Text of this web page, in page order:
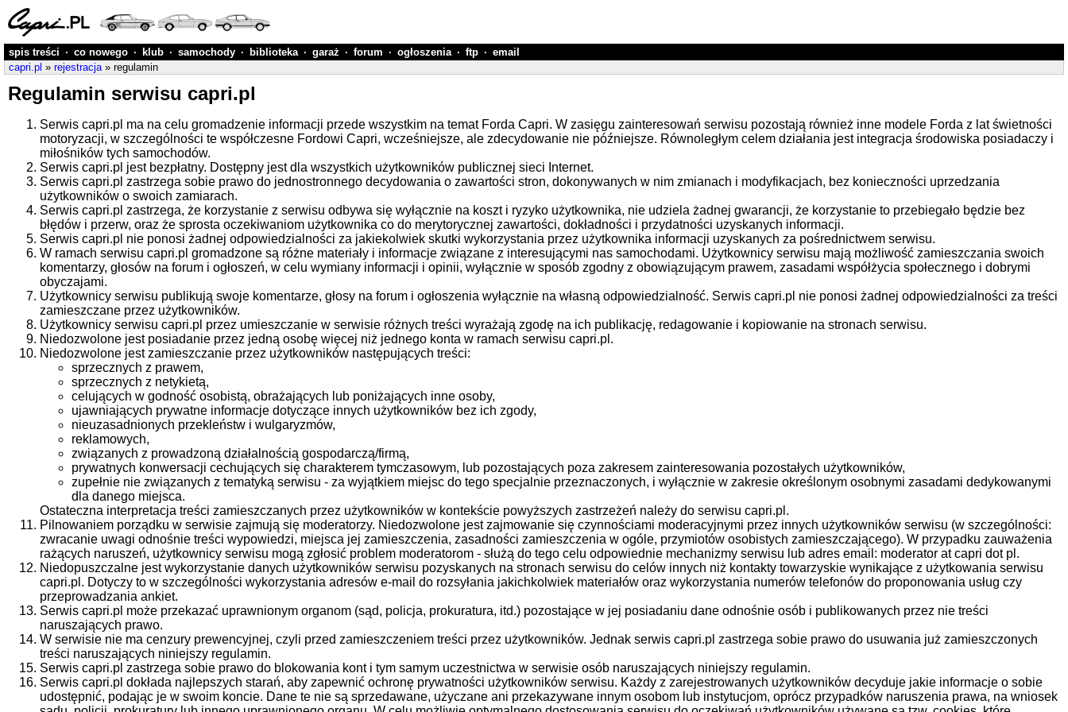
spis treści · co nowego · klub · samochody · biblioteka · garaż · forum · ogłoszenia · ftp · email
capri.pl » rejestracja» regulamin
Regulamin serwisu capri.pl
Serwis capri.pl ma na celu gromadzenie informacji przede wszystkim na temat Forda Capri. W zasięgu zainteresowań serwisu pozostają również inne modele Forda z lat świetności
motoryzacji, w szczególności te współczesne Fordowi Capri, wcześniejsze, ale zdecydowanie nie późniejsze. Równoległym celem działania jest integracja środowiska posiadaczy i
miłośników tych samochodów.
Serwis capri.pl jest bezpłatny. Dostępny jest dla wszystkich użytkowników publicznej sieci Internet.
Serwis capri.pl zastrzega sobie prawo do jednostronnego decydowania o zawartości stron, dokonywanych w nim zmianach i modyfikacjach, bez konieczności uprzedzania
użytkowników o swoich zamiarach.
Serwis capri.pl zastrzega, że korzystanie z serwisu odbywa się wyłącznie na koszt i ryzyko użytkownika, nie udziela żadnej gwarancji, że korzystanie to przebiegało będzie bez
błędów i przerw, oraz że sprosta oczekiwaniom użytkownika co do merytorycznej zawartości, dokładności i przydatności uzyskanych informacji.
Serwis capri.pl nie ponosi żadnej odpowiedzialności za jakiekolwiek skutki wykorzystania przez użytkownika informacji uzyskanych za pośrednictwem serwisu.
W ramach serwisu capri.pl gromadzone są różne materiały i informacje związane z interesującymi nas samochodami. Użytkownicy serwisu mają możliwość zamieszczania swoich
komentarzy, głosów na forum i ogłoszeń, w celu wymiany informacji i opinii, wyłącznie w sposób zgodny z obowiązującym prawem, zasadami współżycia społecznego i dobrymi
obyczajami.
Użytkownicy serwisu publikują swoje komentarze, głosy na forum i ogłoszenia wyłącznie na własną odpowiedzialność. Serwis capri.pl nie ponosi żadnej odpowiedzialności za treści
zamieszczane przez użytkowników.
Użytkownicy serwisu capri.pl przez umieszczanie w serwisie różnych treści wyrażają zgodę na ich publikację, redagowanie i kopiowanie na stronach serwisu.
Niedozwolone jest posiadanie przez jedną osobę więcej niż jednego konta w ramach serwisu capri.pl.
Niedozwolone jest zamieszczanie przez użytkowników następujących treści:
sprzecznych z prawem,
sprzecznych z netykietą,
celujących w godność osobistą, obrażających lub poniżających inne osoby,
ujawniających prywatne informacje dotyczące innych użytkowników bez ich zgody,
nieuzasadnionych przekleństw i wulgaryzmów,
reklamowych,
związanych z prowadzoną działalnością gospodarczą/firmą,
prywatnych konwersacji cechujących się charakterem tymczasowym, lub pozostających poza zakresem zainteresowania pozostałych użytkowników,
zupełnie nie związanych z tematyką serwisu - za wyjątkiem miejsc do tego specjalnie przeznaczonych, i wyłącznie w zakresie określonym osobnymi zasadami dedykowanymi
dla danego miejsca.
Ostateczna interpretacja treści zamieszczanych przez użytkowników w kontekście powyższych zastrzeżeń należy do serwisu capri.pl.
Pilnowaniem porządku w serwisie zajmują się moderatorzy. Niedozwolone jest zajmowanie się czynnościami moderacyjnymi przez innych użytkowników serwisu (w szczególności:
zwracanie uwagi odnośnie treści wypowiedzi, miejsca jej zamieszczenia, zasadności zamieszczenia w ogóle, przymiotów osobistych zamieszczającego). W przypadku zauważenia
rażących naruszeń, użytkownicy serwisu mogą zgłosić problem moderatorom - służą do tego celu odpowiednie mechanizmy serwisu lub adres email: moderator at capri dot pl.
Niedopuszczalne jest wykorzystanie danych użytkowników serwisu pozyskanych na stronach serwisu do celów innych niż kontakty towarzyskie wynikające z użytkowania serwisu
capri.pl. Dotyczy to w szczególności wykorzystania adresów e-mail do rozsyłania jakichkolwiek materiałów oraz wykorzystania numerów telefonów do proponowania usług czy
przeprowadzania ankiet.
Serwis capri.pl może przekazać uprawnionym organom (sąd, policja, prokuratura, itd.) pozostające w jej posiadaniu dane odnośnie osób i publikowanych przez nie treści
naruszających prawo.
W serwisie nie ma cenzury prewencyjnej, czyli przed zamieszczeniem treści przez użytkowników. Jednak serwis capri.pl zastrzega sobie prawo do usuwania już zamieszczonych
treści naruszających niniejszy regulamin.
Serwis capri.pl zastrzega sobie prawo do blokowania kont i tym samym uczestnictwa w serwisie osób naruszających niniejszy regulamin.
Serwis capri.pl dokłada najlepszych starań, aby zapewnić ochronę prywatności użytkowników serwisu. Każdy z zarejestrowanych użytkowników decyduje jakie informacje o sobie
udostępnić, podając je w swoim koncie. Dane te nie są sprzedawane, użyczane ani przekazywane innym osobom lub instytucjom, oprócz przypadków naruszenia prawa, na wniosek